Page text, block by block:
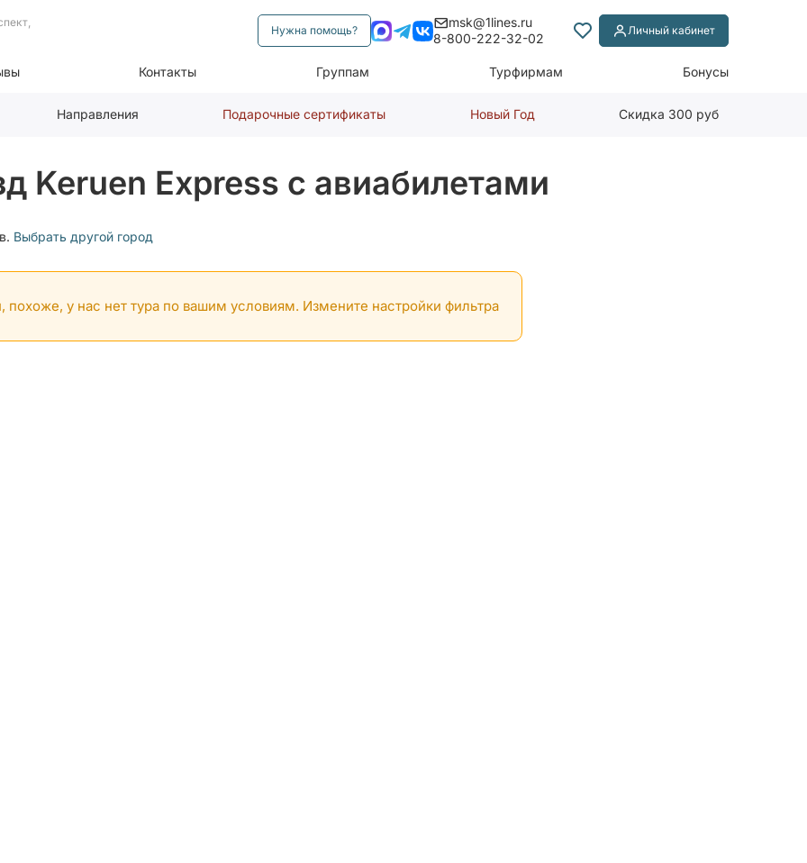
Нужна помощь?
msk@1lines.ru
8-800-222-32-02
Личный кабинет
Контакты Группам Турфирмам Бонусы
Направления Подарочные сертификаты Новый Год Скидка 300 руб
Keruen Express с авиабилетами
Выбрать другой город
похоже, у нас нет тура по вашим условиям. Измените настройки фильтра